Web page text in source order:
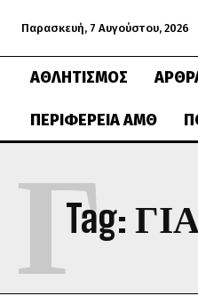
Παρασκευή, 7 Αυγούστου, 2026
ΑΘΛΗΤΙΣΜΌΣ
ΠΕΡΙΦΈΡΕΙΑ ΑΜΘ
Tag:
Γ